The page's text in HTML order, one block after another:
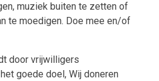
muziek buiten te zetten of
te moedigen. Doe mee en/of
door vrijwilligers
goede doel, Wij doneren